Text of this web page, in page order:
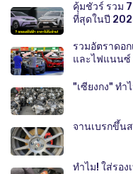
คุ้มชัวร์ รวม
ที่สุดในปี
รวมอัตราดอ
และไฟแนนซ์
"เซียงกง" ทำ
จานเบรกขึ้น
ทำไม! ใส่รอ